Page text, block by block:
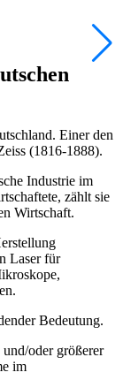
Einer den
(1816-1888).
Industrie im
zählt sie
Wirtschaft.
Laser für
Bedeutung.
oder größerer
im